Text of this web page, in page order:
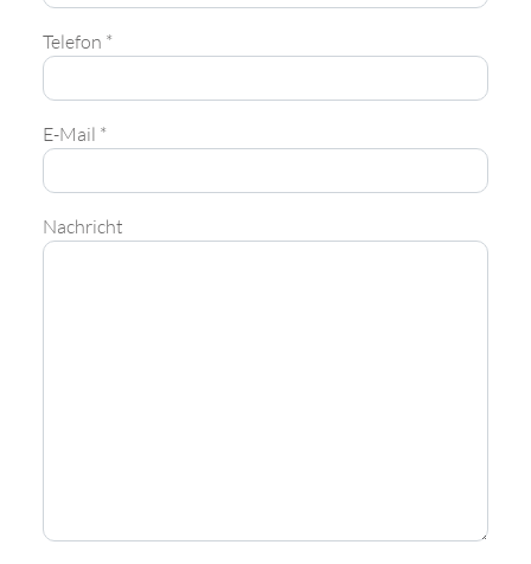
Telefon *
E-Mail *
Nachricht